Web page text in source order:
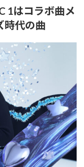
1はコラボ曲メ
時代の曲